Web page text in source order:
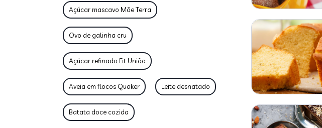
Açúcar mascavo Mãe Terra
Ovo de galinha cru
Açúcar refinado Fit União
Aveia em flocos Quaker Leite desnatado
Batata doce cozida